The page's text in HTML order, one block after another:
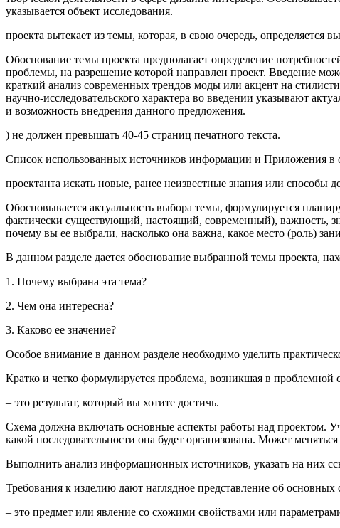
указывается объект исследования.
проекта вытекает из темы, которая, в свою очередь,
Обоснование темы проекта предполагает определение
проблемы, на разрешение которой направлен проект. Введение
краткий анализ современных трендов моды или акцент на
научно-исследовательского характера во введении указывают
и возможность внедрения данного предложения.
) не должен превышать 40-45 страниц печатного текста.
Список использованных источников информации и Приложения в
проектанта искать новые, ранее неизвестные знания или способы
Обосновывается актуальность выбора темы, формулируется
фактически существующий, настоящий, современный), важность,
почему вы ее выбрали, насколько она важна, какое место (роль)
В данном разделе дается обоснование выбранной темы проекта,
1. Почему выбрана эта тема?
2. Чем она интересна?
3. Каково ее значение?
Особое внимание в данном разделе необходимо уделить
Кратко и четко формулируется проблема, возникшая в
– это результат, который вы хотите достичь.
Схема должна включать основные аспекты работы над проектом.
какой последовательности она будет организована. Может
Выполнить анализ информационных источников, указать на них
Требования к изделию дают наглядное представление об
– это предмет или явление со схожими свойствами или